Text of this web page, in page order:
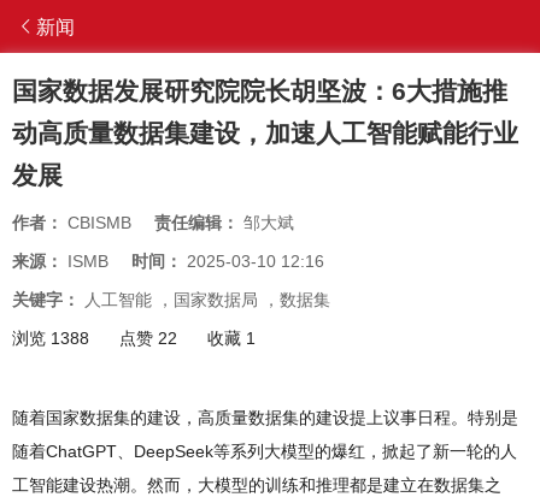
新闻
国家数据发展研究院院长胡坚波：6大措施推
动高质量数据集建设，加速人工智能赋能行业
发展
作者： CBISMB 责任编辑： 邹大斌
来源： ISMB 时间： 2025-03-10 12:16
关键字：
人工智能 ， 国家数据局 ， 数据集
浏览 1388
点赞 22 收藏 1
随着国家数据集的建设，高质量数据集的建设提上议事日程。特别是
随着ChatGPT、DeepSeek等系列大模型的爆红，掀起了新一轮的人
工智能建设热潮。然而，大模型的训练和推理都是建立在数据集之